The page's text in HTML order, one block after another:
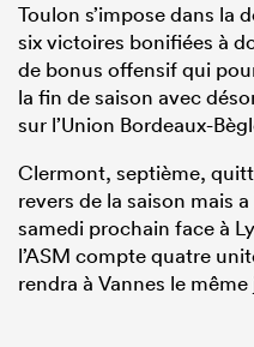
Toulon s’impose dans la
six victoires bonifiées à
de bonus offensif qui
la fin de saison avec
sur l’Union Bordeaux-
Clermont, septième,
revers de la saison mais
samedi prochain face à
l’ASM compte quatre
rendra à Vannes le